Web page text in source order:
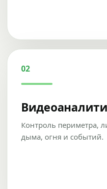
02
Контроль периметра,
дыма, огня и событий.